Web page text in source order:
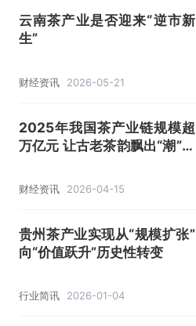
云南茶产业是否迎来“逆市新
生”
财经资讯 2026-05-21
2025年我国茶产业链规模超
万亿元 让古老茶韵飘出“潮”味
财经资讯 2026-04-15
贵州茶产业实现从“规模扩张”
向“价值跃升”历史性转变
行业简讯 2026-01-04